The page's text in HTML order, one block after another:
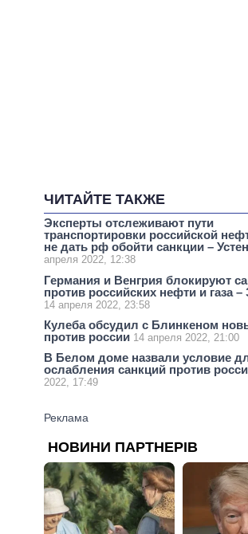
ЧИТАЙТЕ ТАКЖЕ
Эксперты отслеживают пути
транспортировки российской
не дать рф обойти санкции –
апреля 2022, 12:38
Германия и Венгрия блокируют
против российских нефти и газа –
14 апреля 2022, 23:58
Кулеба обсудил с Блинкеном
против россии 14 апреля 2022, 21:00
В Белом доме назвали условие
ослабления санкций против
2022, 17:49